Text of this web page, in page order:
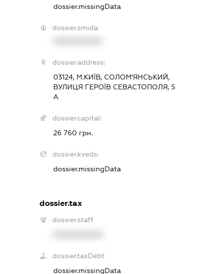
dossier.missingData
dossier.smida:
dossier.address:
03124, М.КИЇВ, СОЛОМ'ЯНСЬКИЙ,
ВУЛИЦЯ ГЕРОЇВ СЕВАСТОПОЛЯ, 5
А
dossier.capital:
26 760 грн.
dossier.kveds:
dossier.missingData
dossier.tax
dossier.staff
dossier.taxDebt
dossier.missingData